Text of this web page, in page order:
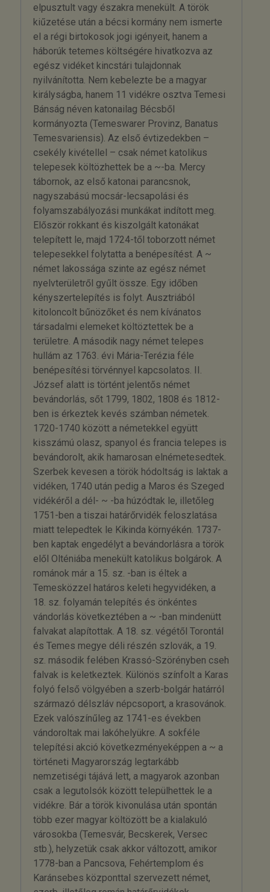
elpusztult vagy északra menekült. A török
kiűzetése után a bécsi kormány nem ismerte
el a régi birtokosok jogi igényeit, hanem a
háborúk tetemes költségére hivatkozva az
egész vidéket kincstári tulajdonnak
nyilvánította. Nem kebelezte be a magyar
királyságba, hanem 11 vidékre osztva Temesi
Bánság néven katonailag Bécsből
kormányozta (Temeswarer Provinz, Banatus
Temesvariensis). Az első évtizedekben –
csekély kivétellel – csak német katolikus
telepesek költözhettek be a ~-ba. Mercy
tábornok, az első katonai parancsnok,
nagyszabású mocsár-lecsapolási és
folyamszabályozási munkákat indított meg.
Először rokkant és kiszolgált katonákat
telepített le, majd 1724-től toborzott német
telepesekkel folytatta a benépesítést. A ~
német lakossága szinte az egész német
nyelvterületről gyűlt össze. Egy időben
kényszertelepítés is folyt. Ausztriából
kitoloncolt bűnözőket és nem kívánatos
társadalmi elemeket költöztettek be a
területre. A második nagy német telepes
hullám az 1763. évi Mária-Terézia féle
benépesítési törvénnyel kapcsolatos. II.
József alatt is történt jelentős német
bevándorlás, sőt 1799, 1802, 1808 és 1812-
ben is érkeztek kevés számban németek.
1720-1740 között a németekkel együtt
kisszámú olasz, spanyol és francia telepes is
bevándorolt, akik hamarosan elnémetesedtek.
Szerbek kevesen a török hódoltság is laktak a
vidéken, 1740 után pedig a Maros és Szeged
vidékéről a dél- ~ -ba húzódtak le, illetőleg
1751-ben a tiszai határőrvidék feloszlatása
miatt telepedtek le Kikinda környékén. 1737-
ben kaptak engedélyt a bevándorlásra a török
elől Olténiába menekült katolikus bolgárok. A
románok már a 15. sz. -ban is éltek a
Temesközzel határos keleti hegyvidéken, a
18. sz. folyamán telepítés és önkéntes
vándorlás következtében a ~ -ban mindenütt
falvakat alapítottak. A 18. sz. végétől Torontál
és Temes megye déli részén szlovák, a 19.
sz. második felében Krassó-Szörényben cseh
falvak is keletkeztek. Különös színfolt a Karas
folyó felső völgyében a szerb-bolgár határról
származó délszláv népcsoport, a krasovánok.
Ezek valószínűleg az 1741-es években
vándoroltak mai lakóhelyükre. A sokféle
telepítési akció következményeképpen a ~ a
történeti Magyarország legtarkább
nemzetiségi tájává lett, a magyarok azonban
csak a legutolsók között települhettek le a
vidékre. Bár a török kivonulása után spontán
több ezer magyar költözött be a kialakuló
városokba (Temesvár, Becskerek, Versec
stb.), helyzetük csak akkor változott, amikor
1778-ban a Pancsova, Fehértemplom és
Karánsebes központtal szervezett német,